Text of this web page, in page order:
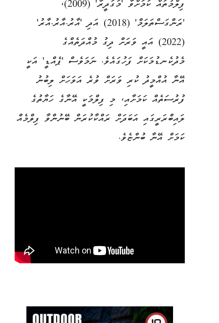
ފިލްމުތައް ކަމަށްވާ 'މަގަދީރާ' (2009)،
'ރަންގަސްތަލަމް' (2018) އަދި 'އާރު.އާރު.އާރު'
(2022) އައީ ވަރަށް ދިގު މުއްދަތެއްގެ
މެދުކެނޑުމަކަށް ފަހުގައެވެ. ނަމަވެސް 'ޕެއްޑީ' އަކީ
އޭނާ އުއްމީދު ކުރި ވަރަށް ވުރެ އަވަހަށް ލިބުނު
ފުރުސަތެއް ކަމަށާއި، މި ފިލްމަކީ އޭނާގެ ހަޔާތުގެ
ލައިބްރަރީގައި އަބަދަށް ރައްކާކުރަން ބޭނުންވާ ފިލްމެއް
ކަމަށް އޭނާ ބުންޏެވެ.